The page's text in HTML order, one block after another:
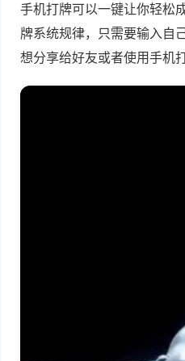
手机打牌可以一键让你轻松
牌系统规律，只需要输入自
想分享给好友或者使用手机